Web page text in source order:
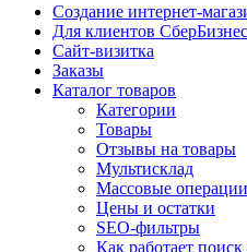
Создание интернет-
Для клиентов СберБизнес
Сайт-визитка
Заказы
Каталог товаров
Категории
Товары
Отзывы на товары
Мультисклад
Массовые
Цены и остатки
SEO-фильтры
Как работает